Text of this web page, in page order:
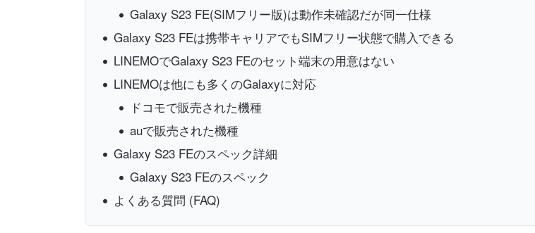
Galaxy S23 FE(SIMフリー版)は動作未確認だが同一仕様
Galaxy S23 FEは携帯キャリアでもSIMフリー状態で購入できる
LINEMOでGalaxy S23 FEのセット端末の用意はない
LINEMOは他にも多くのGalaxyに対応
ドコモで販売された機種
auで販売された機種
Galaxy S23 FEのスペック詳細
Galaxy S23 FEのスペック
よくある質問 (FAQ)